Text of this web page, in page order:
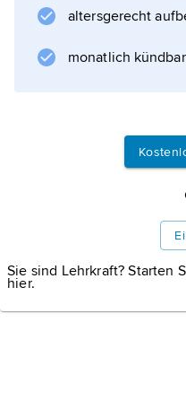
Stadt der
altersgerecht
monatlich kündbar
Sie sind Lehrkraft? Starten
hier.